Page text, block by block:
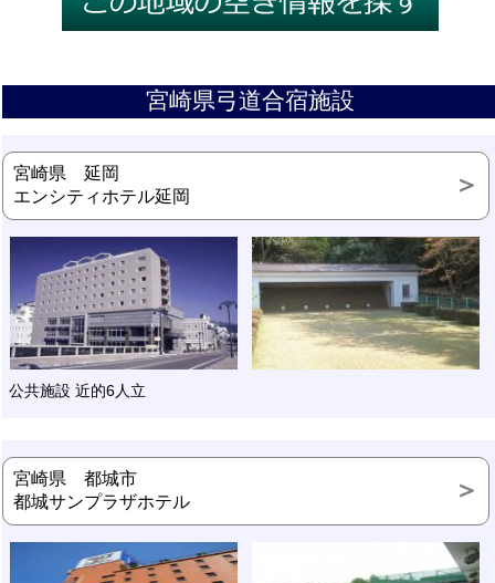
宮崎県弓道合宿施設
宮崎県 延岡
エンシティホテル延岡
公共施設 近的6人立
宮崎県 都城市
都城サンプラザホテル